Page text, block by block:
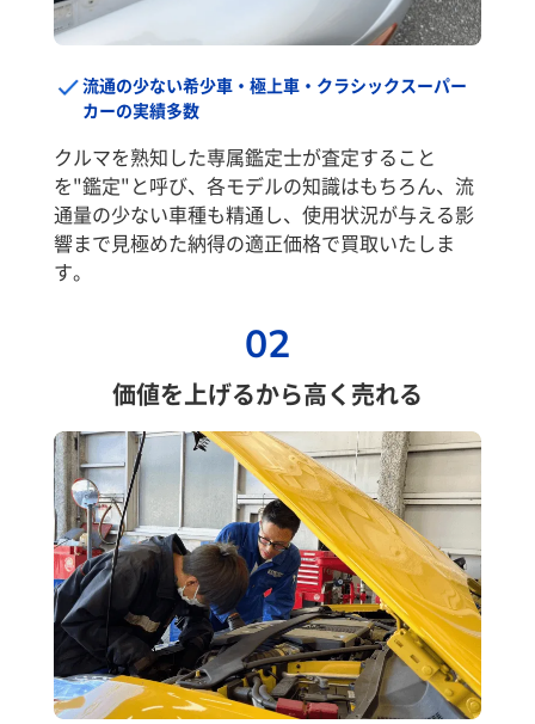
流通の少ない希少車・極上車・クラシックスーパー
カーの実績多数
クルマを熟知した専属鑑定士が査定すること
を"鑑定"と呼び、各モデルの知識はもちろん、流
通量の少ない車種も精通し、使用状況が与える影
響まで見極めた納得の適正価格で買取いたしま
す。
02
価値を上げるから高く売れる